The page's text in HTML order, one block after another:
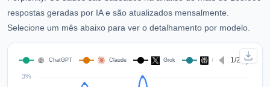
respostas geradas por IA e são atualizados mensalmente.
Selecione um mês abaixo para ver o detalhamento por modelo.